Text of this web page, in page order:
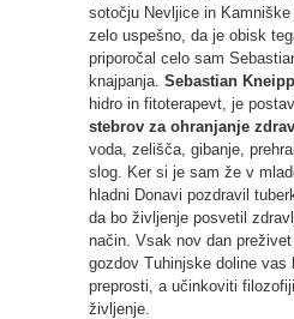
sotočju Nevljice in
zelo uspešno, da je obisk
priporočal celo sam
knajpanja. Sebastian Kneipp
hidro in fitoterapevt, je
stebrov za ohranjanje
voda, zelišča, gibanje,
slog. Ker si je sam že v
hladni Donavi pozdravil
da bo življenje posvetil
način. Vsak nov dan
gozdov Tuhinjske doline vas
preprosti, a učinkoviti
življenje.